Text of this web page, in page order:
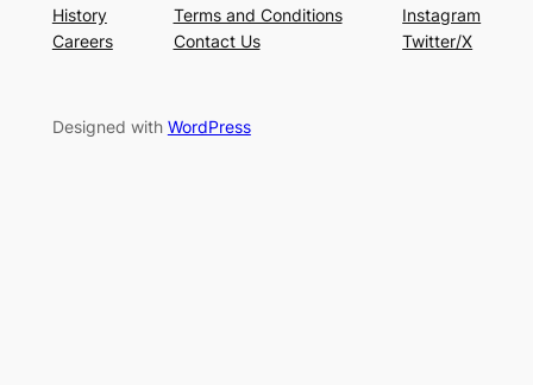
History
Careers
Terms and Conditions
Contact Us
Instagram
Twitter/X
Designed with WordPress